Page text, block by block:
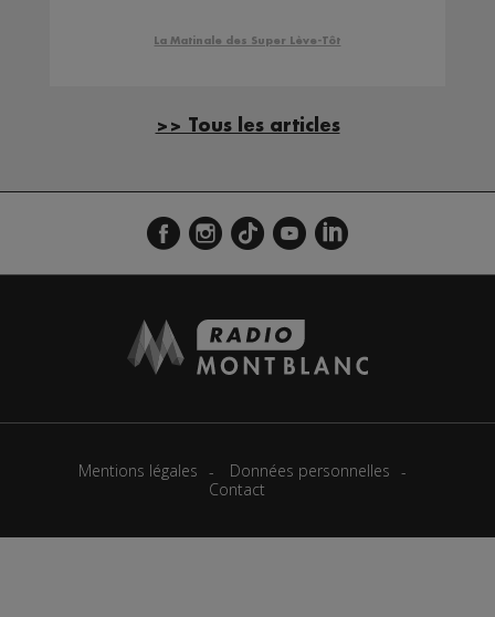
La Matinale des Super Lève-Tôt
>> Tous les articles
Mentions légales
Données personnelles
Contact